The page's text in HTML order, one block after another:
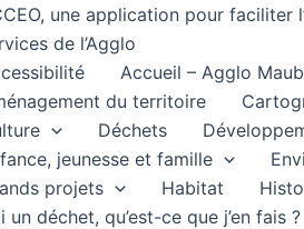
une application pour faciliter
de l’Agglo
Accueil – Agglo
du territoire
Déchets
jeunesse et famille
projets
Habitat
un déchet, qu’est-ce que j’en fais ?